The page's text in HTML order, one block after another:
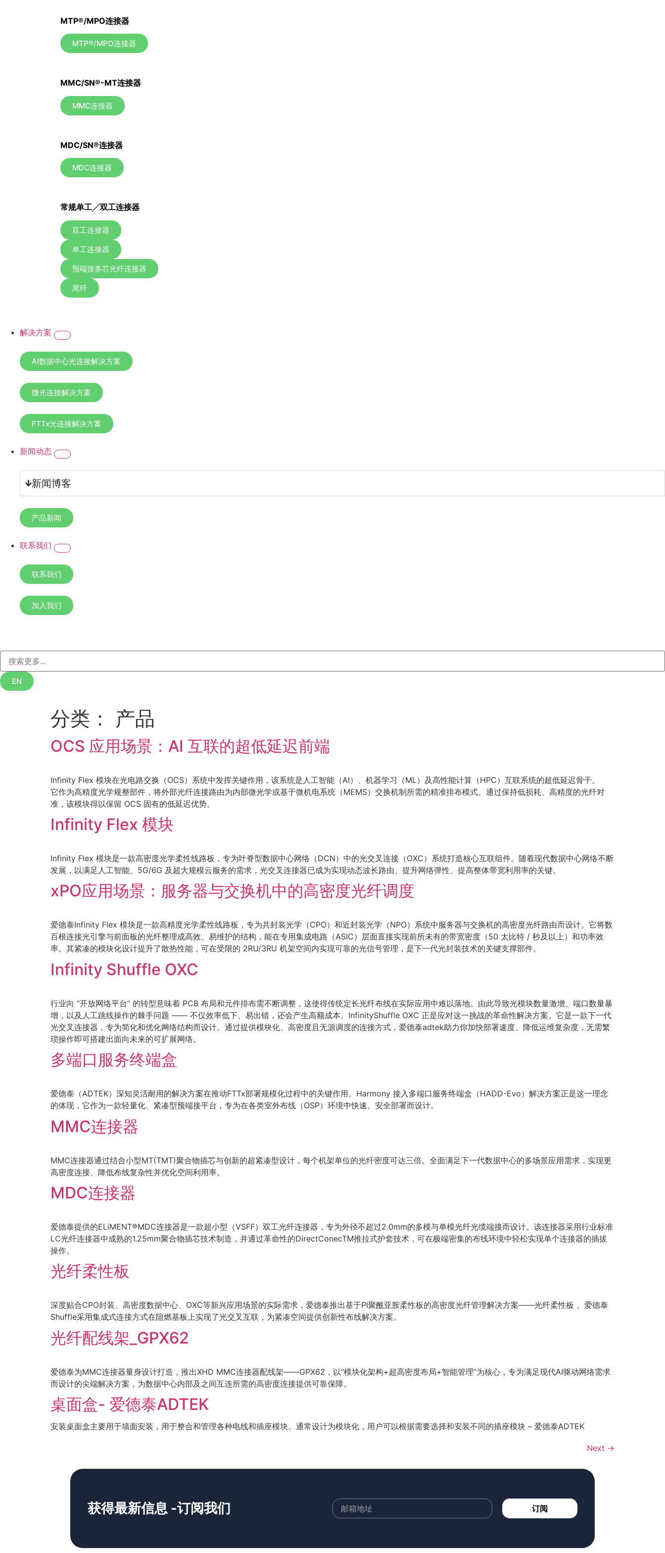
MTP®/MPO连接器
MTP®/MPO连接器
MMC/SN®-MT连接器
MMC连接器
MDC/SN®连接器
MDC连接器
常规单工╱双工连接器
双工连接器
单工连接器
预端接多芯光纤连接器
尾纤
解决方案
AI数据中心光连接解决方​​案
微光连接解决方​​案
FTTx光连接解决方​​案
新闻动态
新闻博客
产品新闻
联系我们
联系我们
加入我们
EN
分类： 产品
OCS 应用场景：AI 互联的超低延迟前端
Infinity Flex 模块在光电路交换（OCS）系统中发挥关键作用，该系统是人工智能（AI）、机器学习（ML）及高性能计算（HPC）互联系统的超低延迟骨干。
它作为高精度光学规整部件，将外部光纤连接路由为内部微光学或基于微机电系统（MEMS）交换机制所需的精准排布模式。通过保持低损耗、高精度的光纤对
准，该模块得以保留 OCS 固有的低延迟优势。
Infinity Flex 模块
Infinity Flex 模块是一款高密度光学柔性线路板，专为叶脊型数据中心网络（DCN）中的光交叉连接（OXC）系统打造核心互联组件。随着现代数据中心网络不断
发展，以满足人工智能、5G/6G 及超大规模云服务的需求，光交叉连接器已成为实现动态波长路由、提升网络弹性、提高整体带宽利用率的关键。
xPO应用场景：服务器与交换机中的高密度光纤调度
爱德泰Infinity Flex 模块是一款高精度光学柔性线路板，专为共封装光学（CPO）和近封装光学（NPO）系统中服务器与交换机的高密度光纤路由而设计。它将数
百根连接光引擎与前面板的光纤整理成高效、易维护的结构，能在专用集成电路（ASIC）层面直接实现前所未有的带宽密度（50 太比特 / 秒及以上）和功率效
率。其紧凑的模块化设计提升了散热性能，可在受限的 2RU/3RU 机架空间内实现可靠的光信号管理，是下一代光封装技术的关键支撑部件。
Infinity Shuffle OXC
行业向 “开放网络平台” 的转型意味着 PCB 布局和元件排布需不断调整，这使得传统定长光纤布线在实际应用中难以落地。由此导致光模块数量激增、端口数量暴
增，以及人工跳线操作的棘手问题 —— 不仅效率低下、易出错，还会产生高额成本。InfinityShuffle OXC 正是应对这一挑战的革命性解决方案。它是一款下一代
光交叉连接器，专为简化和优化网络结构而设计。通过提供模块化、高密度且无源调度的连接方式，爱德泰adtek助力你加快部署速度、降低运维复杂度，无需繁
琐操作即可搭建出面向未来的可扩展网络。
多端口服务终端盒
爱德泰（ADTEK）深知灵活耐用的解决方案在推动FTTx部署规模化过程中的关键作用。Harmony 接入多端口服务终端盒（HADD-Evo）解决方案正是这一理念
的体现，它作为一款轻量化、紧凑型预端接平台，专为在各类室外布线（OSP）环境中快速、安全部署而设计。
MMC连接器
MMC连接器通过结合小型MT(TMT)聚合物插芯与创新的超紧凑型设计，每个机架单位的光纤密度可达三倍。全面满足下一代数据中心的多场景应用需求，实现更
高密度连接、降低布线复杂性并优化空间利用率。
MDC连接器
爱德泰提供的ELiMENT®MDC连接器是一款超小型（VSFF）双工光纤连接器，专为外径不超过2.0mm的多模与单模光纤光缆端接而设计。该连接器采用行业标准
LC光纤连接器中成熟的1.25mm聚合物插芯技术制造，并通过革命性的DirectConecTM推拉式护套技术，可在极端密集的布线环境中轻松实现单个连接器的插拔
操作。
光纤柔性板
深度贴合CPO封装、高密度数据中心、OXC等新兴应用场景的实际需求，爱德泰推出基于PI聚酰亚胺柔性板的高密度光纤管理解决方案——光纤柔性板 。爱德泰
Shuffle采用集成式连接方式在阻燃基板上实现了光交叉互联，为紧凑空间提供创新性布线解决方案。
光纤配线架_GPX62
爱德泰为MMC连接器量身设计打造，推出XHD MMC连接器配线架——GPX62，以“模块化架构+超高密度布局+智能管理”为核心，专为满足现代AI驱动网络需求
而设计的尖端解决方案，为数据中心内部及之间互连所需的高密度连接提供可靠保障。
桌面盒- 爱德泰ADTEK
安装桌面盒主要用于墙面安装，用于整合和管理各种电线和插座模块。通常设计为模块化，用户可以根据需要选择和安装不同的插座模块 – 爱德泰ADTEK
Next →
获得最新信息 -订阅我们 订阅